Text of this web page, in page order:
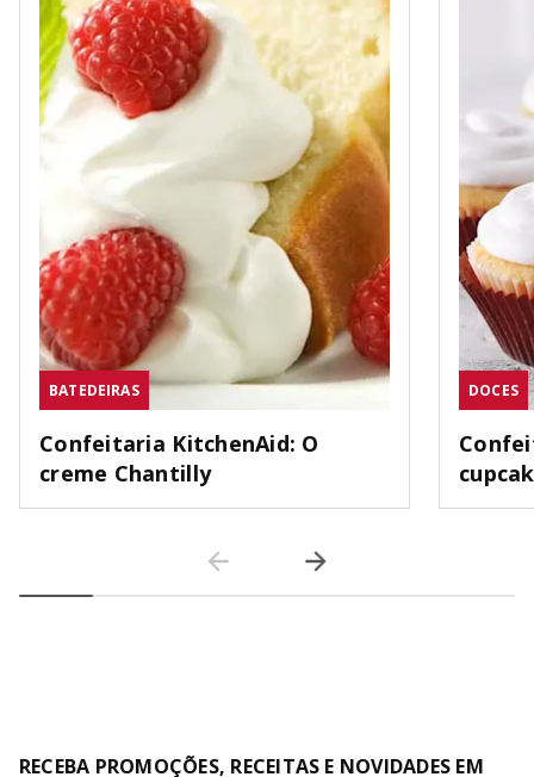
BATEDEIRAS
Confeitaria KitchenAid: O
creme Chantilly
DOCES
RECEBA PROMOÇÕES, RECEITAS E NOVIDADES EM